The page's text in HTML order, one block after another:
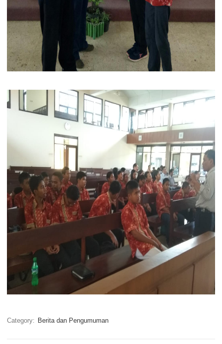
Category: Berita dan Pengumuman